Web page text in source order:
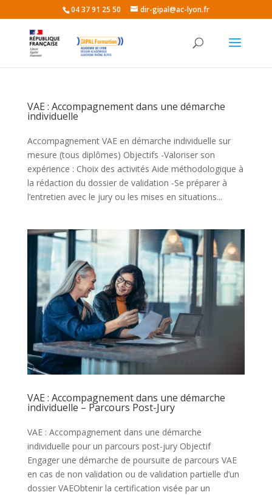
04 37 91 25 50 dir-gipal@ac-lyon.fr
VAE : Accompagnement dans une démarche
individuelle
Accompagnement VAE en démarche individuelle sur
mesure (tous diplômes) Objectifs -Valoriser son
expérience : Choix des activités Aide méthodologique à
la rédaction du dossier de validation -Se préparer à
l’entretien avec le jury ou les mises en situations...
VAE : Accompagnement dans une démarche
individuelle – Parcours Post-Jury
VAE : Accompagnement dans une démarche
individuelle pour un parcours post-jury Objectif
Engager une démarche de poursuite de parcours VAE
en cas de non validation ou de validation partielle d’un
dossier VAEObtenir la certification visée par un